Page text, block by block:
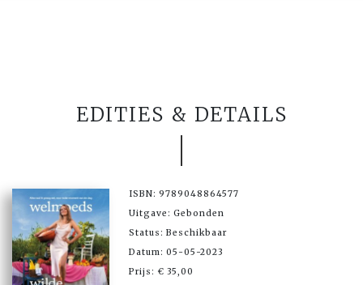
EDITIES & DETAILS
ISBN: 9789048864577
Uitgave: Gebonden
Status: Beschikbaar
Datum: 05-05-2023
Prijs: € 35,00